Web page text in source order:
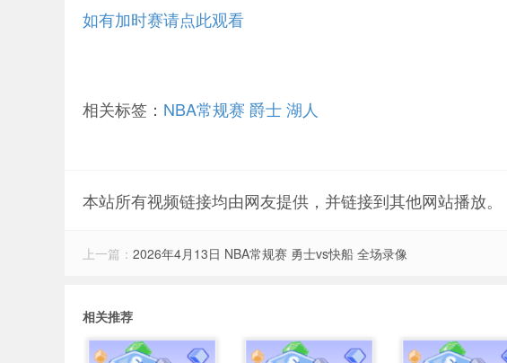
如有加时赛请点此观看
相关标签： NBA常规赛 爵士湖人
本站所有视频链接均由网友提供，并链接到其他网站播放。
上一篇： 2026年4月13日 NBA常规赛 勇士vs快船 全场录像
相关推荐